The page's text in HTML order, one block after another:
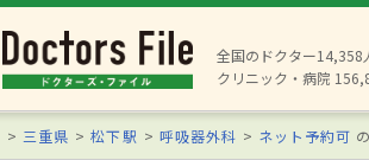
全国のドクター14,358
クリニック・病院
三重県 松下駅 呼吸器外科 ネット予約可